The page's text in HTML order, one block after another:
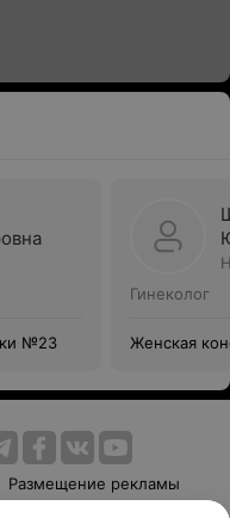
№23
Гинеколог
Женская
Размещение рекламы